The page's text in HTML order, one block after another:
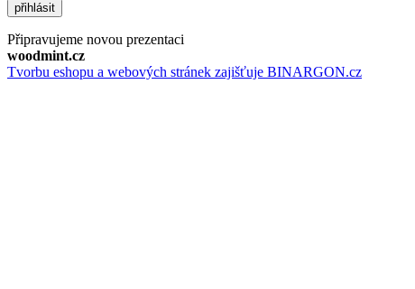
přihlásit
Připravujeme novou prezentaci
woodmint.cz
Tvorbu eshopu a webových stránek zajišťuje BINARGON.cz